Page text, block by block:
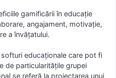
gamificării în educație
angajament, motivație,
a învățatului.
educaționale care pot fi
de particularitățile grupei
se referă la proiectarea unui